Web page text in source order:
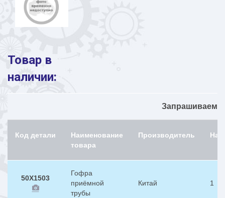
Товар в
наличии:
Код детали
Наименование
товара
Производитель
50X1503
Гофра
приёмной
трубы
Китай 1